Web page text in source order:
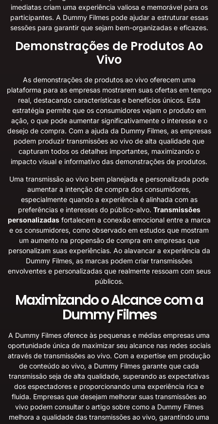
imediatas criam uma experiência valiosa e memorável para os
participantes. A Dummy Filmes pode ajudar a estruturar essas
sessões para garantir que sejam bem-organizadas e eficazes.
Demonstrações de Produtos Ao
Vivo
As demonstrações de produtos ao vivo oferecem uma
plataforma para as empresas mostrarem suas ofertas em tempo
real, destacando características e benefícios únicos. Esta
estratégia permite que os consumidores vejam o produto em
ação, o que pode aumentar significativamente o interesse e o
desejo de compra. Com a ajuda da Dummy Filmes, as empresas
podem produzir transmissões ao vivo de alta qualidade que
capturam todos os detalhes importantes, maximizando o
impacto visual e informativo das demonstrações de produtos.
Uma transmissão ao vivo bem planejada e personalizada pode
aumentar a intenção de compra dos consumidores,
especialmente quando a experiência é alinhada com as
preferências e interesses do público-alvo. Transmissões
personalizadasfortalecem a conexão emocional entre a marca
e os consumidores, como observado em estudos que mostram
um aumento na propensão de compra em empresas que
personalizam suas experiências. Ao alavancar a experiência da
Dummy Filmes, as marcas podem criar transmissões
envolventes e personalizadas que realmente ressoam com seus
públicos.
Maximizando o Alcance com a
Dummy Filmes
A Dummy Filmes oferece às pequenas e médias empresas uma
oportunidade única de maximizar seu alcance nas redes sociais
através de transmissões ao vivo. Com a expertise em produção
de conteúdo ao vivo, a Dummy Filmes garante que cada
transmissão seja de alta qualidade, superando as expectativas
dos espectadores e proporcionando uma experiência rica e
fluida. Empresas que desejam melhorar suas transmissões ao
vivo podem consultar o artigo sobre como a Dummy Filmes
melhora a qualidade das transmissões ao vivo, garantindo uma